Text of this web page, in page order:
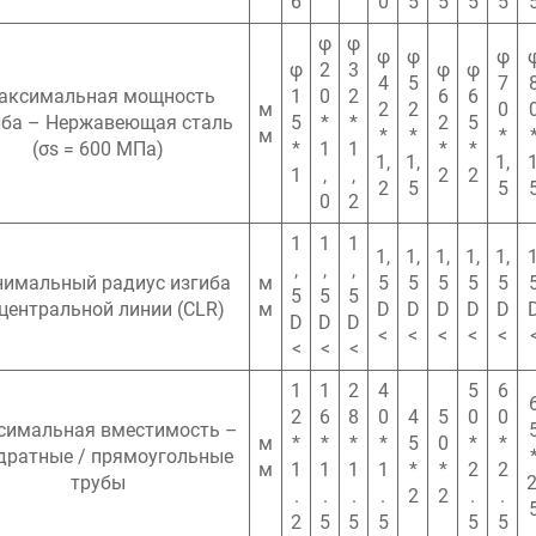
мощность
– Нержавеющая сталь
(σs = 600 МПа)
м
м
φ
1
5
*
1
φ
2
0
*
1
,
0
φ
3
2
*
1
,
2
φ
4
2
*
1,
2
φ
5
2
*
1,
5
φ
6
2
*
2
φ
6
5
*
2
φ
7
0
*
1,
5
радиус изгиба
линии (CLR)
м
м
1
,
5
D
<
1
,
5
D
<
1
,
5
D
<
1,
5
D
<
1,
5
D
<
1,
5
D
<
1,
5
D
<
1,
5
D
<
вместимость –
/ прямоугольные
трубы
м
м
1
2
*
1
.
2
1
6
*
1
.
5
2
8
*
1
.
5
4
0
*
1
.
5
4
5
*
2
5
0
*
2
5
0
*
2
.
5
6
0
*
2
.
5